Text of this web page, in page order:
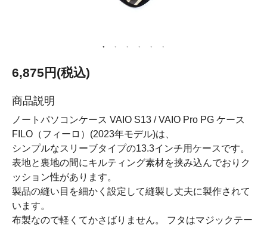
6,875円(税込)
商品説明
ノートパソコンケース VAIO S13 / VAIO Pro PG ケース
FILO（フィーロ）(2023年モデル)は、
シンプルなスリーブタイプの13.3インチ用ケースです。
表地と裏地の間にキルティング素材を挟み込んでおりク
ッション性があります。
製品の縫い目を細かく設定して縫製し丈夫に製作されて
います。
布製なので軽くてかさばりません。 フタはマジックテー